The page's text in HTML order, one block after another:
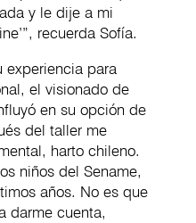
y le dije a mi
recuerda Sofía.
experiencia para
el visionado de
en su opción de
del taller me
harto chileno.
niños del Sename,
años. No es que
darme cuenta,